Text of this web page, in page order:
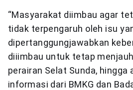
“Masyarakat diimbau agar
tidak terpengaruh oleh isu
dipertanggungjawabkan
diiimbau untuk tetap
perairan Selat Sunda, hingga
informasi dari BMKG dan